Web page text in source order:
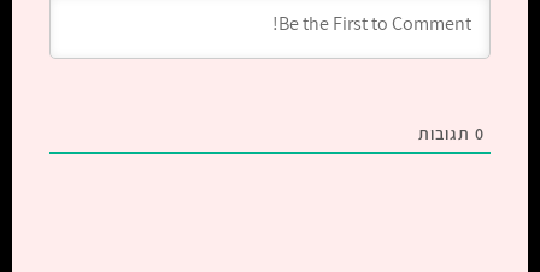
0 תגובות